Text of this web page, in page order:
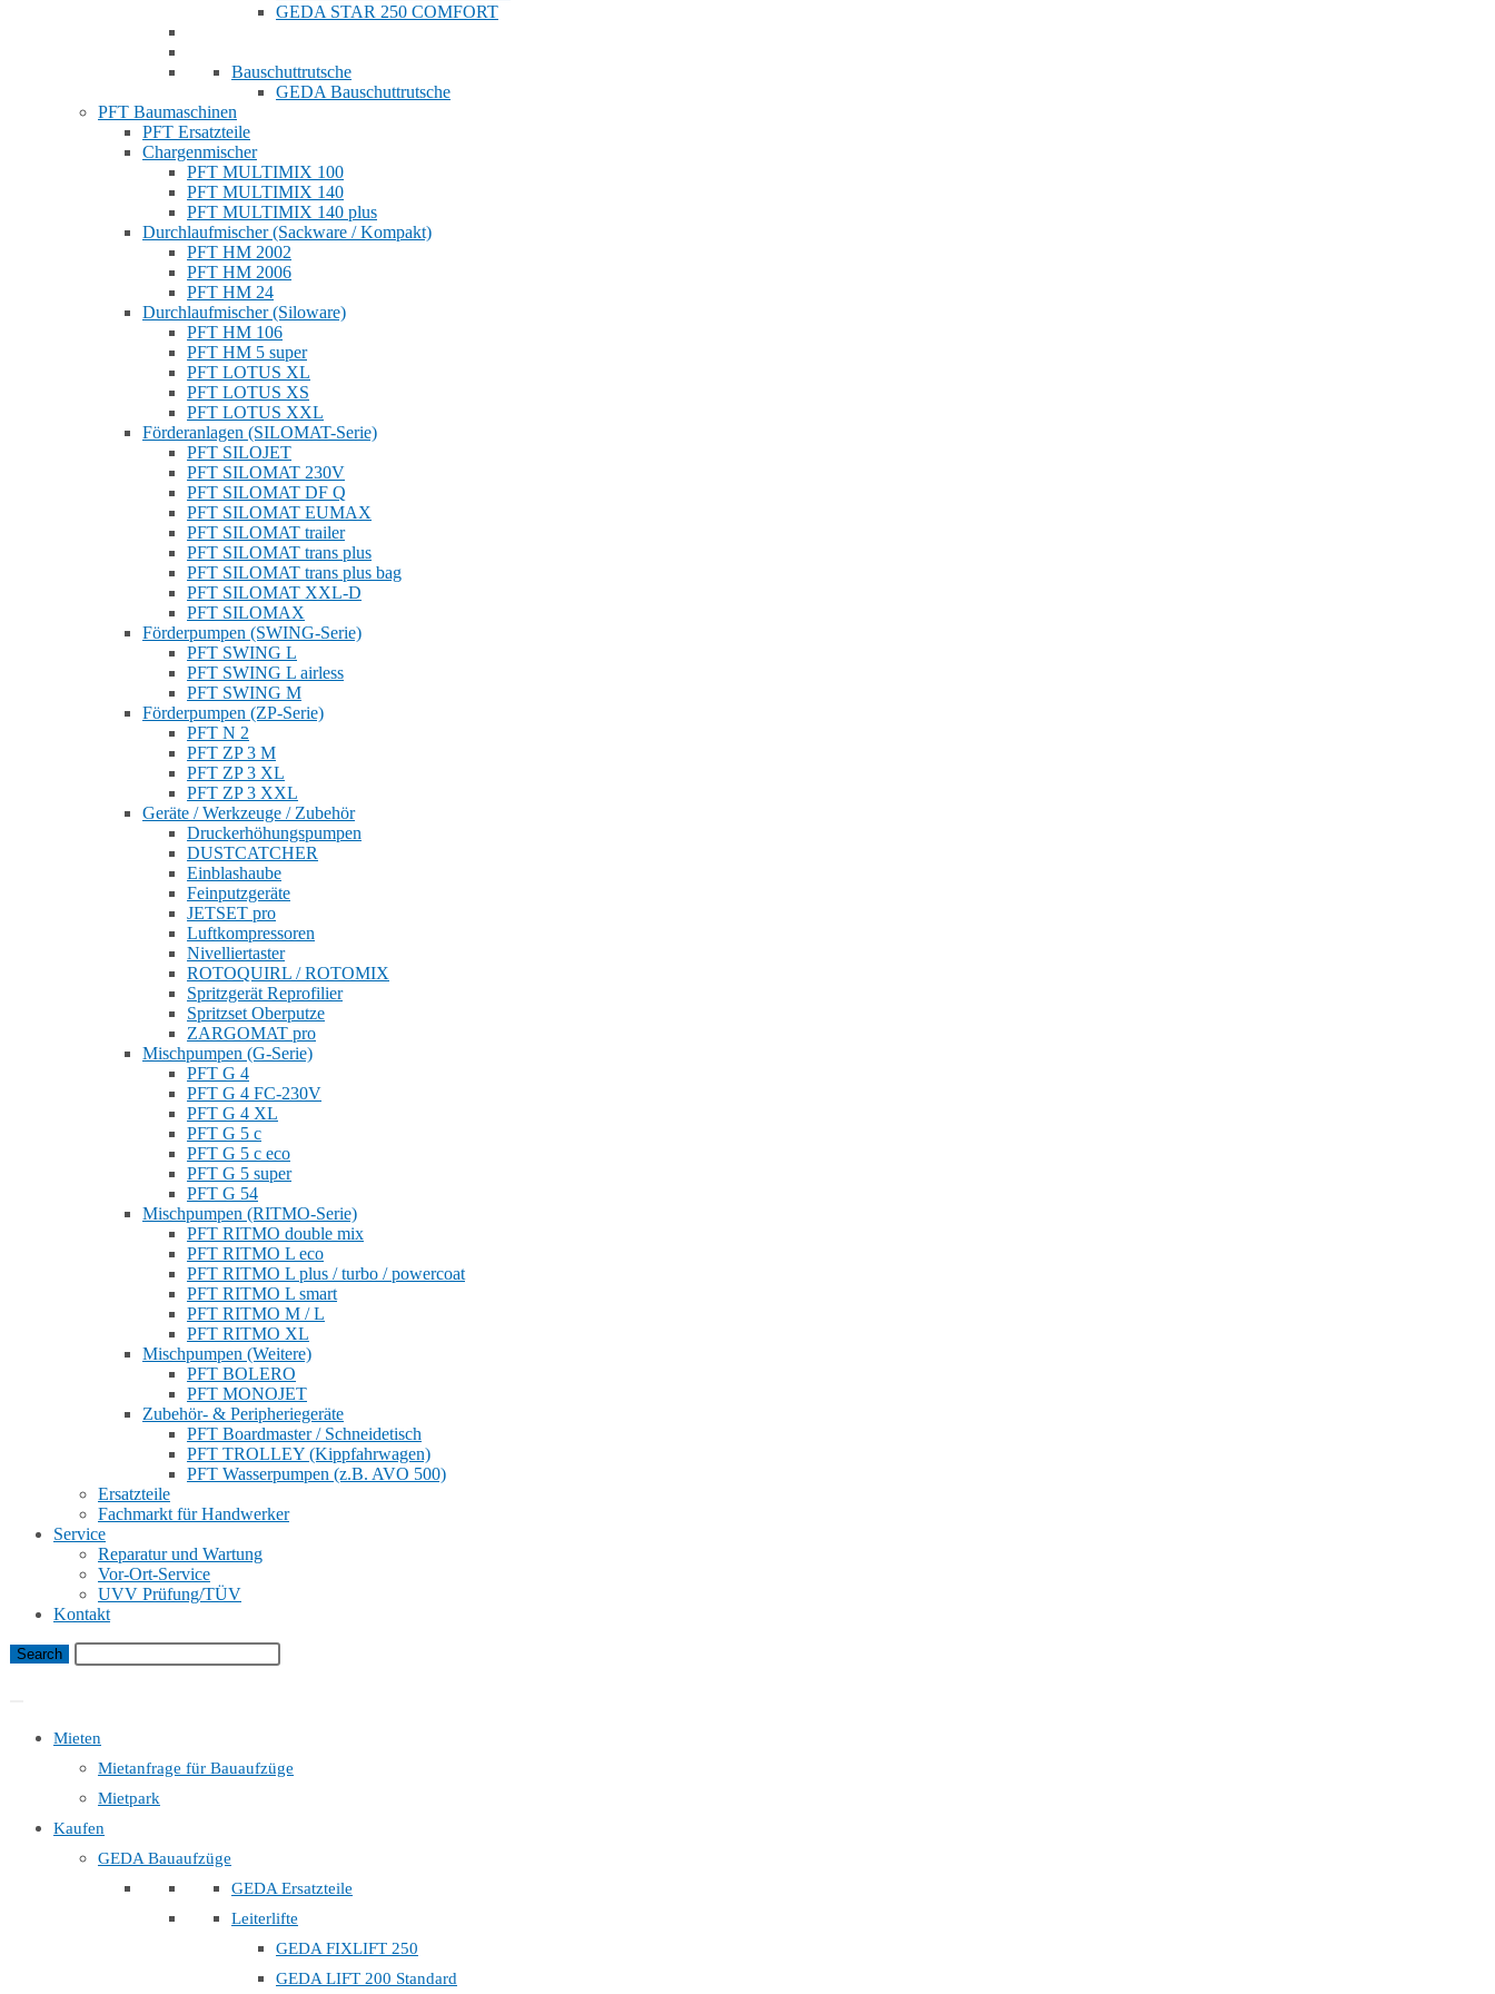
GEDA STAR 250 COMFORT
Bauschuttrutsche
GEDA Bauschuttrutsche
PFT Baumaschinen
PFT Ersatzteile
Chargenmischer
PFT MULTIMIX 100
PFT MULTIMIX 140
PFT MULTIMIX 140 plus
Durchlaufmischer (Sackware / Kompakt)
PFT HM 2002
PFT HM 2006
PFT HM 24
Durchlaufmischer (Siloware)
PFT HM 106
PFT HM 5 super
PFT LOTUS XL
PFT LOTUS XS
PFT LOTUS XXL
Förderanlagen (SILOMAT-Serie)
PFT SILOJET
PFT SILOMAT 230V
PFT SILOMAT DF Q
PFT SILOMAT EUMAX
PFT SILOMAT trailer
PFT SILOMAT trans plus
PFT SILOMAT trans plus bag
PFT SILOMAT XXL-D
PFT SILOMAX
Förderpumpen (SWING-Serie)
PFT SWING L
PFT SWING L airless
PFT SWING M
Förderpumpen (ZP-Serie)
PFT N 2
PFT ZP 3 M
PFT ZP 3 XL
PFT ZP 3 XXL
Geräte / Werkzeuge / Zubehör
Druckerhöhungspumpen
DUSTCATCHER
Einblashaube
Feinputzgeräte
JETSET pro
Luftkompressoren
Nivelliertaster
ROTOQUIRL / ROTOMIX
Spritzgerät Reprofilier
Spritzset Oberputze
ZARGOMAT pro
Mischpumpen (G-Serie)
PFT G 4
PFT G 4 FC-230V
PFT G 4 XL
PFT G 5 c
PFT G 5 c eco
PFT G 5 super
PFT G 54
Mischpumpen (RITMO-Serie)
PFT RITMO double mix
PFT RITMO L eco
PFT RITMO L plus / turbo / powercoat
PFT RITMO L smart
PFT RITMO M / L
PFT RITMO XL
Mischpumpen (Weitere)
PFT BOLERO
PFT MONOJET
Zubehör- & Peripheriegeräte
PFT Boardmaster / Schneidetisch
PFT TROLLEY (Kippfahrwagen)
PFT Wasserpumpen (z.B. AVO 500)
Ersatzteile
Fachmarkt für Handwerker
Service
Reparatur und Wartung
Vor-Ort-Service
UVV Prüfung/TÜV
Kontakt
Mieten
Mietanfrage für Bauaufzüge
Mietpark
Kaufen
GEDA Bauaufzüge
GEDA Ersatzteile
Leiterlifte
GEDA FIXLIFT 250
GEDA LIFT 200 Standard